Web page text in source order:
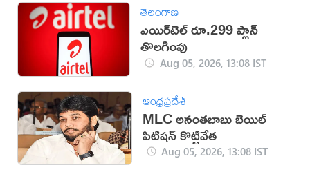
తెలంగాణ
ఎయిర్‌టెల్ రూ.299 ప్లాన్
తొలగింపు
Aug 05, 2026, 13:08 IST
ఆంధ్రప్రదేశ్
MLC అనంతబాబు బెయిల్
పిటిషన్ కొట్టివేత
Aug 05, 2026, 13:08 IST